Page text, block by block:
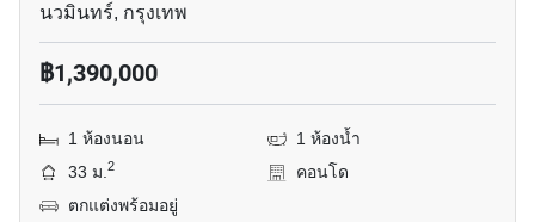
นวมินทร์, กรุงเทพ
฿1,390,000
1 ห้องนอน
1 ห้องน้ำ
33 ม.2
คอนโด
ตกแต่งพร้อมอยู่